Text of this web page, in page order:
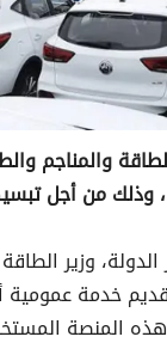
والمناجم
وذلك من أجل
وزير
خدمة
المنصة